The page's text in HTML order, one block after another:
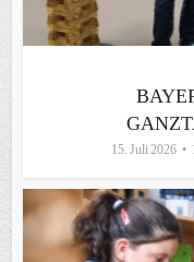
15. Juli 2026